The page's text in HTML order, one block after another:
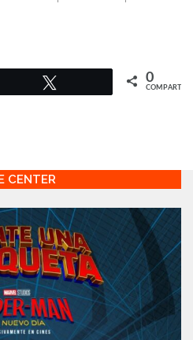
0
COMPARTIR
CENTER